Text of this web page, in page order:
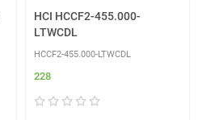
HCI HCCF2-455.000-
LTWCDL
HCCF2-455.000-LTWCDL
228